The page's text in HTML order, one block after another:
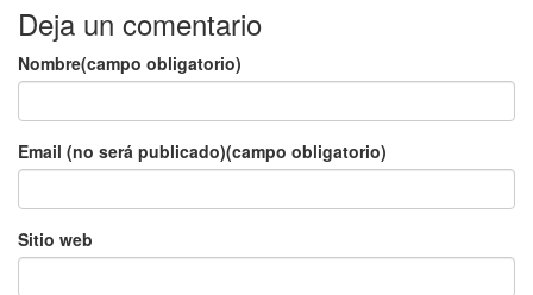
Deja un comentario
Nombre(campo obligatorio)
Email (no será publicado)(campo obligatorio)
Sitio web